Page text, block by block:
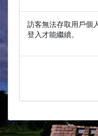
訪客無法存取用戶個
登入才能繼續。